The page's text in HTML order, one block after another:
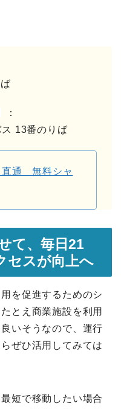
：
13番のりば
直通 無料シャ
て、毎日21
セスが向上へ
を促進するためのシ
とえ商業施設を利用
いそうなので、運行
ぜひ活用してみては
短で移動したい場合